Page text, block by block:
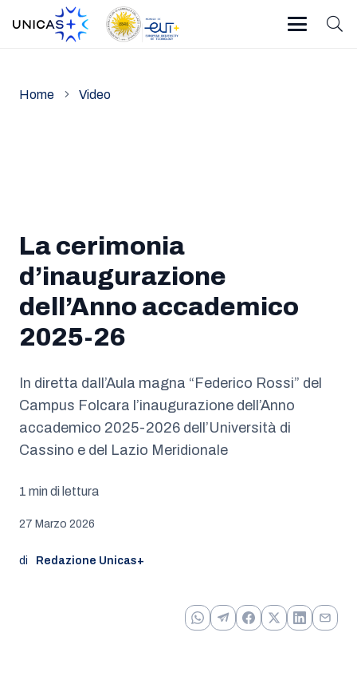
Home Video
La cerimonia
d’inaugurazione
dell’Anno accademico
2025-26
In diretta dall’Aula magna “Federico Rossi” del
Campus Folcara l’inaugurazione dell’Anno
accademico 2025-2026 dell’Università di
Cassino e del Lazio Meridionale
1 min di lettura
27 Marzo 2026
di Redazione Unicas+